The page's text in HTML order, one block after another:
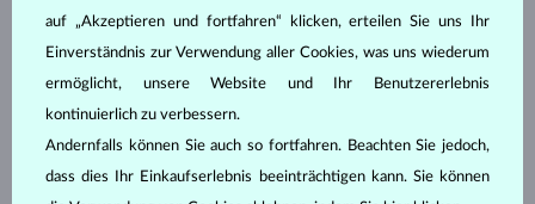
auf „Akzeptieren und fortfahren“ klicken, erteilen Sie uns Ihr
Einverständnis zur Verwendung aller Cookies, was uns wiederum
ermöglicht, unsere Website und Ihr Benutzererlebnis
kontinuierlich zu verbessern.
Andernfalls können Sie auch so fortfahren. Beachten Sie jedoch,
dass dies Ihr Einkaufserlebnis beeinträchtigen kann. Sie können